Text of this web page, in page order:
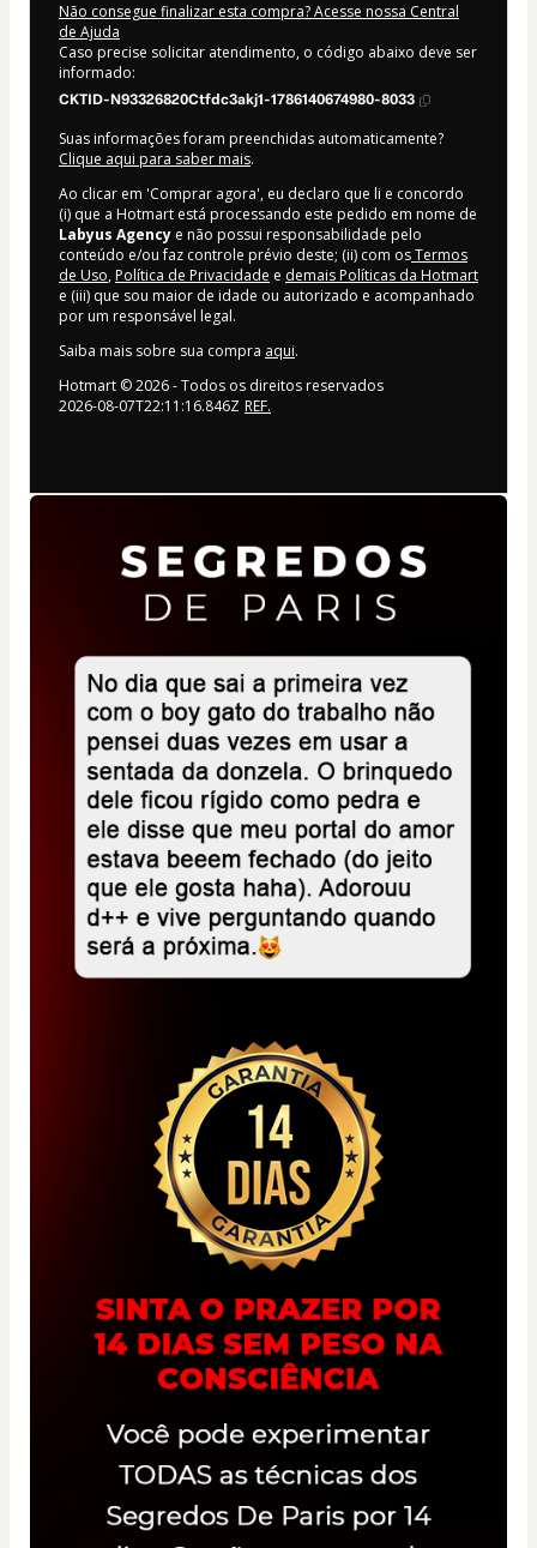
Não consegue finalizar esta compra? Acesse nossa Central
de Ajuda
Caso precise solicitar atendimento, o código abaixo deve ser
informado:
CKTID-N93326820Ctfdc3akj1-1786140674980-8033
Suas informações foram preenchidas automaticamente?
Clique aqui para saber mais.
Ao clicar em 'Comprar agora', eu declaro que li e concordo
(i) que a Hotmart está processando este pedido em nome de
Labyus Agency e não possui responsabilidade pelo
conteúdo e/ou faz controle prévio deste; (ii) com osTermos
de Uso, Política de Privacidade e demais Políticas da Hotmart
e (iii) que sou maior de idade ou autorizado e acompanhado
por um responsável legal.
Saiba mais sobre sua compra aqui.
Hotmart ©2026- Todos os direitos reservados
2026-08-07T22:11:16.846Z REF.